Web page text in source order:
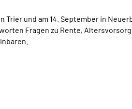
und am 14. September in
Fragen zu Rente,